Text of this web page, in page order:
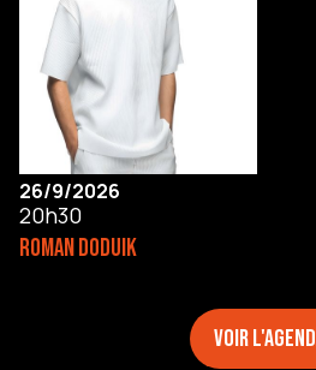
26/9/2026
20h30
ROMAN DODUIK
Voir